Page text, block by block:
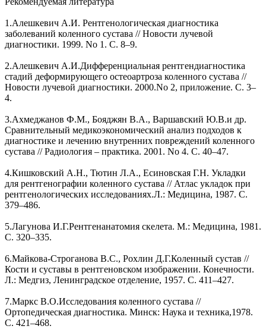
1.Алешкевич А.И. Рентгенологическая диагностика
заболеваний коленного сустава // Новости лучевой
диагностики. 1999. No 1. С. 8–9.
2.Алешкевич А.И.Дифференциальная рентгендиагностика
стадий деформирующего остеоартроза коленного сустава //
Новости лучевой диагностики. 2000.No 2, приложение. С. 3–
4.
3.Ахмеджанов Ф.М., Бояджян В.А., Варшавский Ю.В.и др.
Сравнительный медикоэкономический анализ подходов к
диагностике и лечению внутренних повреждений коленного
сустава // Радиология – практика. 2001. No 4. С. 40–47.
4.Кишковский А.Н., Тютин Л.А., Есиновская Г.Н. Укладки
для рентгенографии коленного сустава // Атлас укладок при
рентгенологических исследованиях.Л.: Медицина, 1987. С.
379–486.
5.Лагунова И.Г.Рентгенанатомия скелета. М.: Медицина, 1981.
С. 320–335.
6.Майкова-Строганова В.С., Рохлин Д.Г.Коленный сустав //
Кости и суставы в рентгеновском изображении. Конечности.
Л.: Медгиз, Ленинградское отделение, 1957. С. 411–427.
7.Маркс В.О.Исследования коленного сустава //
Ортопедическая диагностика. Минск: Наука и техника,1978.
C. 421–468.